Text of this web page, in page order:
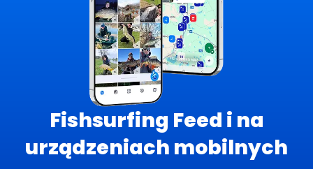
Fishsurfing Feed i na
urządzeniach mobilnych